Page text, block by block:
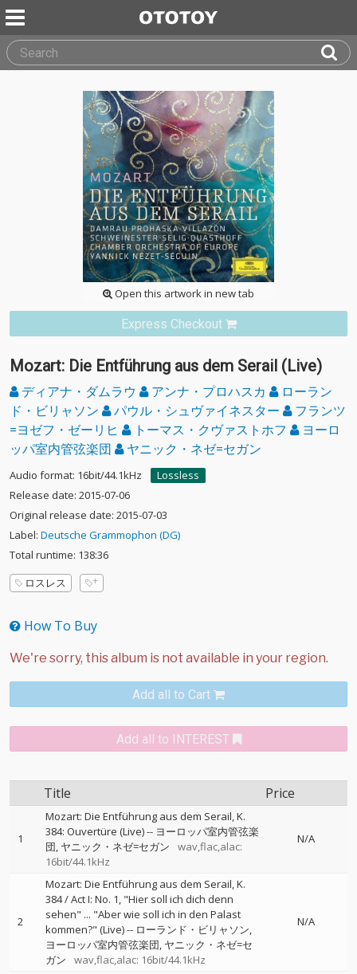
Open this artwork in new tab
Express Checkout
Mozart: Die Entführung aus dem Serail (Live)
ディアナ・ダムラウ アンナ・プロハスカ
ローラン
ド・ビリャソン
パウル・シュヴァイネスター
フランツ
=ヨゼフ・ゼーリヒ
トーマス・クヴァストホフ
ヨーロ
ッパ室内管弦楽団
ヤニック・ネゼ=セガン
Audio format: 16bit/44.1kHz
Lossless
Release date: 2015-07-06
Original release date: 2015-07-03
Label: Deutsche Grammophon (DG)
Total runtime: 138:36
ロスレス
How To Buy
Add all to Cart
Add all to INTEREST
Title Price
1
Mozart: Die Entführung aus dem Serail, K.
384: Ouvertüre (Live)-- ヨーロッパ室内管弦楽
団 ヤニック・ネゼ=セガン
wav,flac,alac:
16bit/44.1kHz
N/A
2
Mozart: Die Entführung aus dem Serail, K.
384 / Act I: No. 1, "Hier soll ich dich denn
sehen" ... "Aber wie soll ich in den Palast
kommen?" (Live)-- ローランド・ビリャソン
ヨーロッパ室内管弦楽団 ヤニック・ネゼ=セ
ガン
wav,flac,alac: 16bit/44.1kHz
N/A